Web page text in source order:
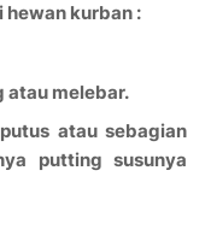
kurban :
atau melebar.
atau sebagian
putting susunya